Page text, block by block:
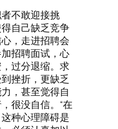
不敢迎接挑
自己缺乏竞争
，走进招聘会
招聘面试，心
过分退缩。求
挫折，更缺乏
，甚至觉得自
很没自信。“在
种心理障碍是